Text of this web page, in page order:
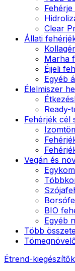
Clear
Állati
Marha
Éjjeli
Egyéb
Élelmiszer
Ready-
Fehérjék cél
Vegán és
BIO
Egyéb
Több
Étrend-kiegészítők